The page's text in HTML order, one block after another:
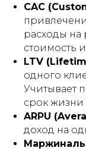
CAC
расходы на
стоимость
LTV
одного
Учитывает
срок жизни
ARPU
доход на